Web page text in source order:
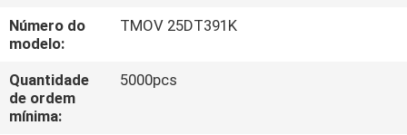
SOBRE
NÓS
EXCURSÃO
Número do
modelo:
TMOV 25DT391K
Quantidade
de ordem
mínima:
5000pcs